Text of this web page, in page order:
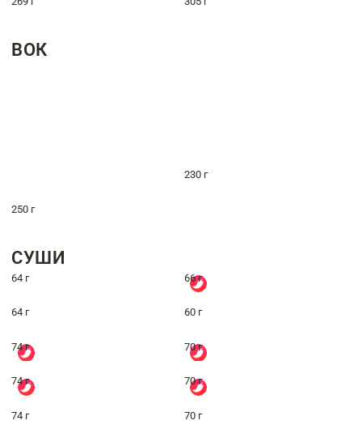
ВОК
230 г
250 г
СУШИ
64 г 66 г
64 г 60 г
74 г 70 г
74 г 70 г
74 г 70 г